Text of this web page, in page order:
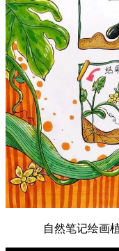
自然笔记绘画